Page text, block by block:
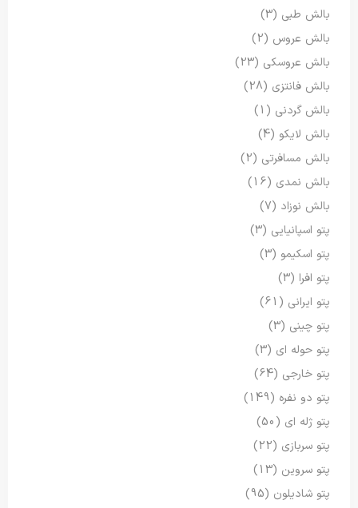
بالش طبی (3)
بالش عروس (2)
بالش عروسکی (23)
بالش فانتزی (28)
بالش گردنی (1)
بالش لایکو (4)
بالش مسافرتی (2)
بالش نمدی (16)
بالش نوزاد (7)
پتو اسپانیایی (3)
پتو اسکیمو (3)
پتو افرا (3)
پتو ایرانی (61)
پتو چینی (3)
پتو حوله ای (3)
پتو خارجی (64)
پتو دو نفره (149)
پتو ژله ای (50)
پتو سربازی (22)
پتو سروین (13)
پتو شادیلون (95)